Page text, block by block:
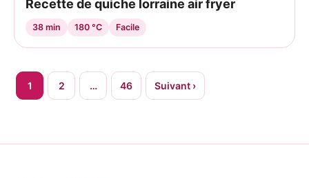
Recette de quiche lorraine air fryer
38 min 180 °C Facile
Pagination
publications
1 2 … 46 Suivant ›